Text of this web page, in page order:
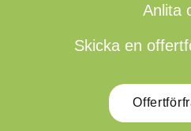
Anlita
Skicka en